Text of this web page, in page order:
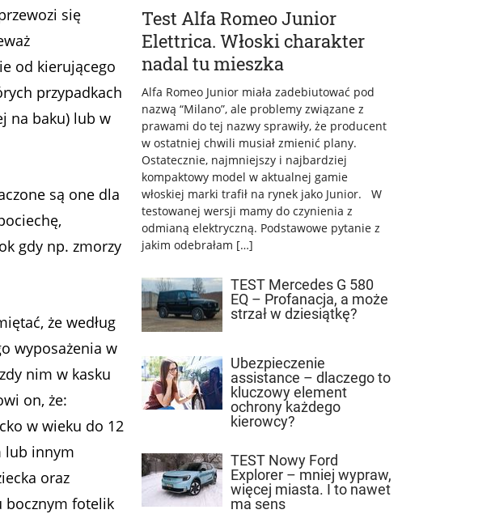
się
od kierującego
przypadkach
na baku) lub w
są one dla
gdy np. zmorzy
że według
wyposażenia w
nim w kasku
on, że:
w wieku do 12
lub innym
oraz
bocznym fotelik
Test Alfa Romeo Junior
Elettrica. Włoski charakter
nadal tu mieszka
Alfa Romeo Junior miała zadebiutować pod
nazwą “Milano”, ale problemy związane z
prawami do tej nazwy sprawiły, że producent
w ostatniej chwili musiał zmienić plany.
Ostatecznie, najmniejszy i najbardziej
kompaktowy model w aktualnej gamie
włoskiej marki trafił na rynek jako Junior. W
testowanej wersji mamy do czynienia z
odmianą elektryczną. Podstawowe pytanie z
jakim odebrałam […]
TEST Mercedes G 580
EQ – Profanacja, a może
strzał w dziesiątkę?
Ubezpieczenie
assistance – dlaczego to
kluczowy element
ochrony każdego
kierowcy?
TEST Nowy Ford
Explorer – mniej wypraw,
więcej miasta. I to nawet
ma sens